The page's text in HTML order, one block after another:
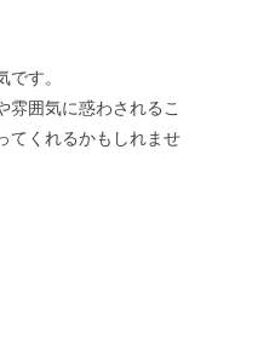
す。
雰囲気に惑わされるこ
てくれるかもしれませ